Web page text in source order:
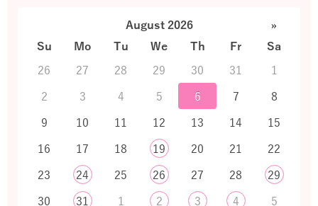
August 2026
»
Su
Mo Tu We Th Fr
Sa
26
27 28 29 30 31
1
2
3 4 5 6 7
8
9
10 11 12 13 14
15
16
17 18 19 20 21
22
23
24 25 26 27 28
29
30
31 1 2 3 4 5